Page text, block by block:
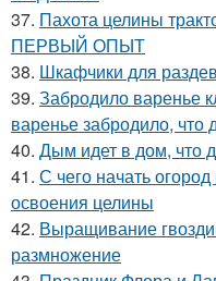
37. Пахота целины
ПЕРВЫЙ ОПЫТ
38. Шкафчики для
39. Забродило варенье
варенье забродило, что
40. Дым идет в дом, что
41. С чего начать
освоения целины
42. Выращивание
размножение